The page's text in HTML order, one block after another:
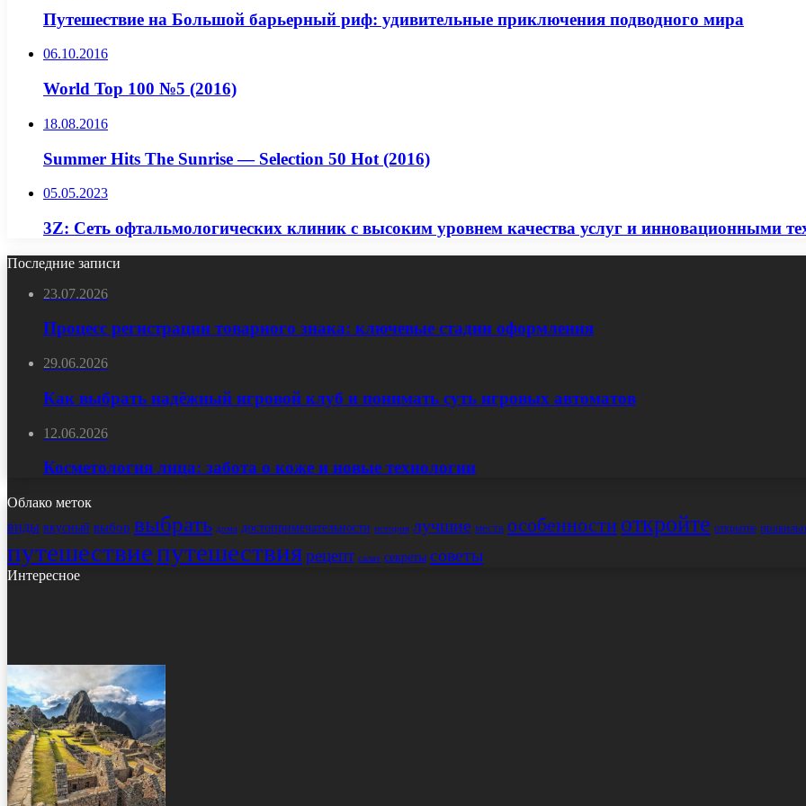
Путешествие на Большой барьерный риф: удивительные приключения подводного мира
06.10.2016
World Top 100 №5 (2016)
18.08.2016
Summer Hits The Sunrise — Selection 50 Hot (2016)
05.05.2023
3Z: Сеть офтальмологических клиник с высоким уровнем качества услуг и инновационными
Последние записи
23.07.2026
Процесс регистрации товарного знака: ключевые стадии оформления
29.06.2026
Как выбрать надёжный игровой клуб и понимать суть игровых автоматов
12.06.2026
Косметология лица: забота о коже и новые технологии
Облако меток
виды вкусный выбор выбрать дома достопримечательности история лучшие места особенности откройте открытие
путешествиепутешествиярецепт салат секреты советы
Интересное